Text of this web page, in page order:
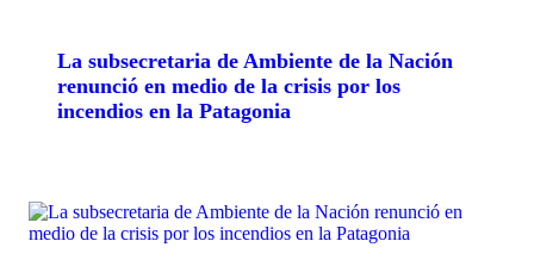
La subsecretaria de Ambiente de la Nación
renunció en medio de la crisis por los
incendios en la Patagonia